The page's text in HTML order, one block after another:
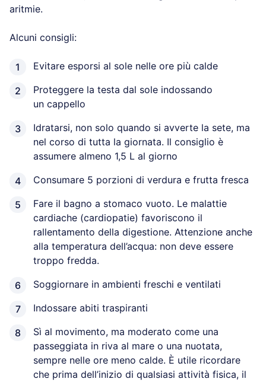
aritmie.
Alcuni consigli:
Evitare esporsi al sole nelle ore più calde
Proteggere la testa dal sole indossando
un cappello
Idratarsi, non solo quando si avverte la sete, ma
nel corso di tutta la giornata. Il consiglio è
assumere almeno 1,5 L al giorno
Consumare 5 porzioni di verdura e frutta fresca
Fare il bagno a stomaco vuoto. Le malattie
cardiache (cardiopatie) favoriscono il
rallentamento della digestione. Attenzione anche
alla temperatura dell’acqua: non deve essere
troppo fredda.
Soggiornare in ambienti freschi e ventilati
Indossare abiti traspiranti
Sì al movimento, ma moderato come una
passeggiata in riva al mare o una nuotata,
sempre nelle ore meno calde. È utile ricordare
che prima dell’inizio di qualsiasi attività fisica, il